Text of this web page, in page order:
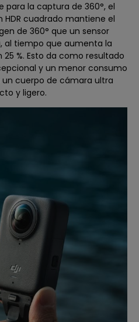
para la captura de 360°, el
cuadrado mantiene el
de 360° que un sensor
al tiempo que aumenta la
%. Esto da como resultado
y un menor consumo
cuerpo de cámara ultra
y ligero.